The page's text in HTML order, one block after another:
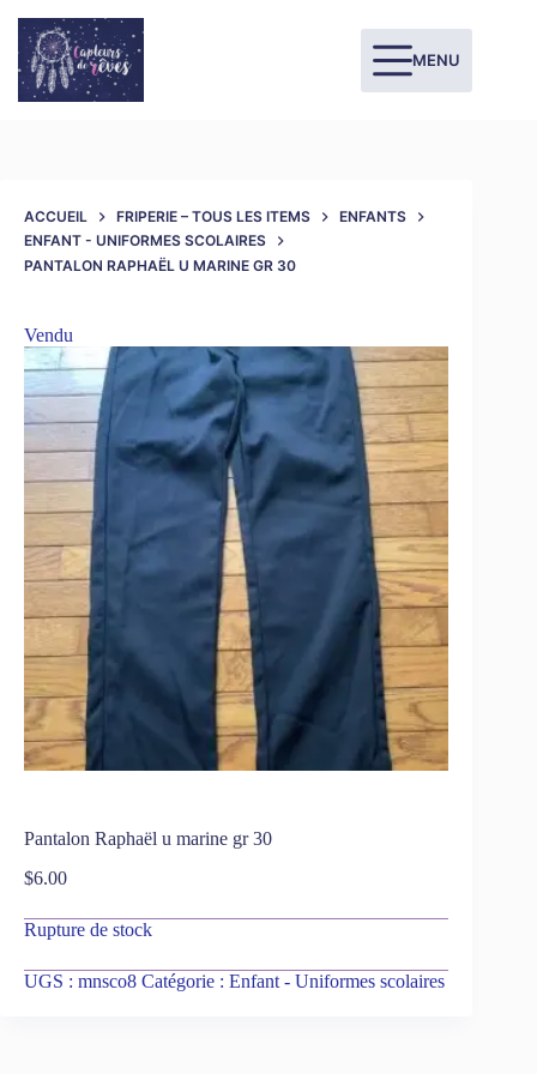
MENU
ACCUEIL FRIPERIE – TOUS LES ITEMS
ENFANTS
ENFANT - UNIFORMES SCOLAIRES
PANTALON RAPHAËL U MARINE GR 30
Vendu
Pantalon Raphaël u marine gr 30
$6.00
Rupture de stock
UGS : mnsco8 Catégorie : Enfant - Uniformes scolaires